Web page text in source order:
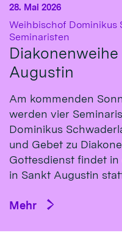
Weihbischof
Seminaristen
Augustin
28. Mai 2026
Am kommenden
werden vier
Dominikus
und Gebet zu
Gottesdienst findet
in Sankt Augustin
Mehr